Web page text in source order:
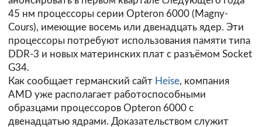
45 нм процессоры серии Opteron 6000 (Magny-
Cours), имеющие восемь или двенадцать ядер. Эти
процессоры потребуют использования памяти типа
DDR-3 и новых материнских плат с разъёмом Socket
G34.
Как сообщает германский сайт Heise, компания
AMD уже располагает работоспособными
образцами процессоров Opteron 6000 с
двенадцатью ядрами. Доказательством служит